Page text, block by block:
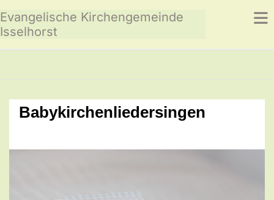
Evangelische Kirchengemeinde
Isselhorst
Babykirchenliedersingen